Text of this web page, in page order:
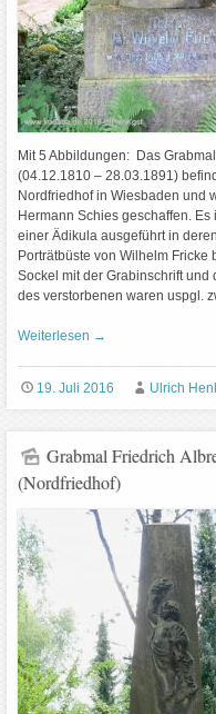
Mit 5 Abbildungen: Das
(04.12.1810 – 28.03.1891)
Nordfriedhof in Wiesbaden und
Hermann Schies geschaffen. Es
einer Ädikula ausgeführt in
Porträtbüste von Wilhelm Fricke
Sockel mit der Grabinschrift und
des verstorbenen waren uspgl.
Weiterlesen →
19. Juli 2016 Ulrich
Grabmal Friedrich
(Nordfriedhof)